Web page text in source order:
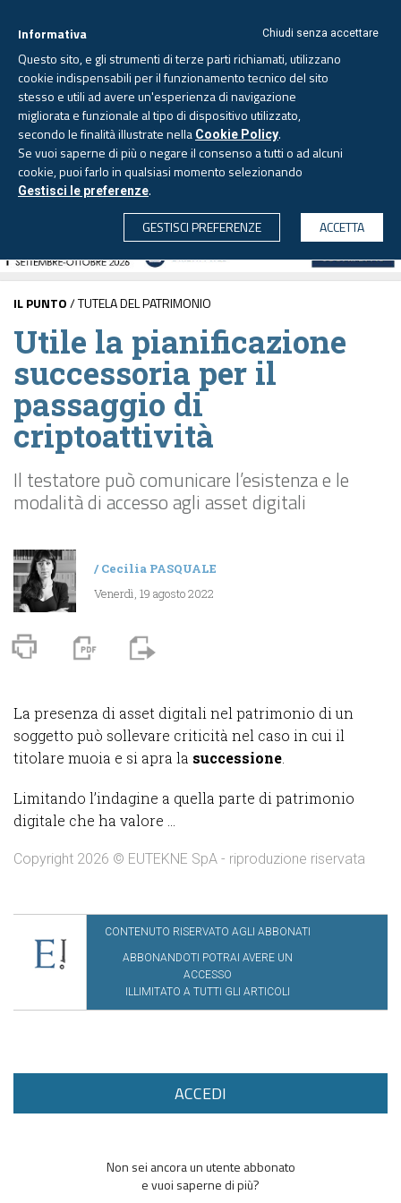
CERCA
Venerdì, 7 agosto 2026 - Aggiornato alle 6.00
IL PUNTO/ TUTELA DEL PATRIMONIO
Utile la pianificazione
successoria per il
passaggio di
criptoattività
Il testatore può comunicare l’esistenza e le
modalità di accesso agli asset digitali
/Cecilia PASQUALE
Venerdì, 19 agosto 2022
La presenza di asset digitali nel patrimonio di un
soggetto può sollevare criticità nel caso in cui il
titolare muoia e si apra la successione
Limitando l’indagine a quella parte di patrimonio
digitale che ha valore ...
Copyright 2026 © EUTEKNE SpA - riproduzione riservata
CONTENUTO RISERVATO AGLI ABBONATI
ABBONANDOTI POTRAI AVERE UN
ACCESSO
ILLIMITATO A TUTTI GLI ARTICOLI
ACCEDI
Non sei ancora un utente abbonato
e vuoi saperne di più?
Chiudi senza accettare
Informativa
Questo sito, e gli strumenti di terze parti richiamati, utilizzano
cookie indispensabili per il funzionamento tecnico del sito
stesso e utili ad avere un'esperienza di navigazione
migliorata e funzionale al tipo di dispositivo utilizzato,
secondo le finalità illustrate nella Cookie Policy.
Se vuoi saperne di più o negare il consenso a tutti o ad alcuni
cookie, puoi farlo in qualsiasi momento selezionando
Gestisci le preferenze.
GESTISCI PREFERENZE
ACCETTA